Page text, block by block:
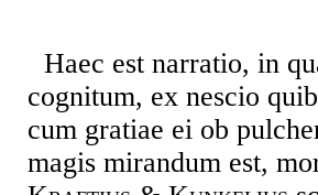
Haec est narratio, in
cognitum, ex nescio
cum gratiae ei ob
magis mirandum est,